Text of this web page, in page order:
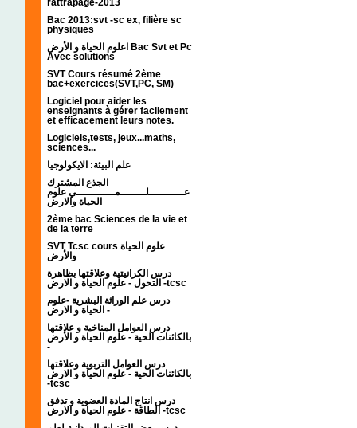
rattrapage-2013
Bac 2013:svt -sc ex, filière sc
physiques
اعلوم الحياة و الأرض Bac Svt et Pc
Avec solutions
SVT Cours résumé 2ème
bac+exercices(SVT,PC, SM)
Logiciel pour aider les
enseignants à gérer facilement
et efficacement leurs notes.
Logiciels,tests, jeux...maths,
sciences...
علم البيئة: الايكولوجيا
الجذع المشترك
عـــــــــــلــــــــمــــــــــــي علوم
الحياة والارض
2ème bac Sciences de la vie et
de la terre
SVT Tcsc cours علوم الحياة
والأرض
درس الكرانيتية وعلاقتها بظاهرة
التحول - علوم الحياة و الارض -tcsc
درس علم الوراثة البشرية -علوم
الحياة و الارض -
درس العوامل المناخية و علاقتها
بالكائنات الحية - علوم الحياة و الأرض
-
درس العوامل التربوية وعلاقتها
بالكائنات الحية - علوم الحياة و الارض
-tcsc
درس انتاج المادة العضوية و تدفق
الطاقة - علوم الحياة و الارض -tcsc